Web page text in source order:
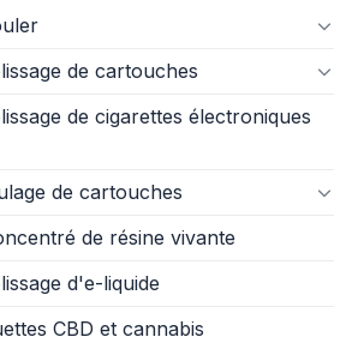
de cartouches
de cigarettes électroniques
de cartouches
de résine vivante
d'e-liquide
CBD et cannabis